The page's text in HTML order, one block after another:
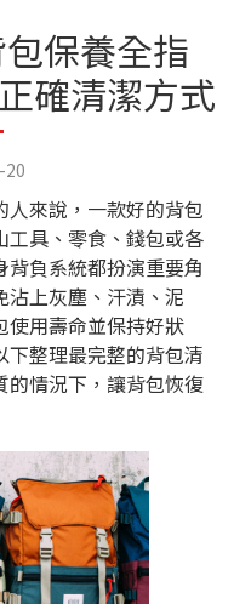
保養全指
確清潔方式
20
來說，一款好的背包
工具、零食、錢包或各
負系統都扮演重要角
沾上灰塵、汗漬、泥
使用壽命並保持好狀
整理最完整的背包清
的情況下，讓背包恢復